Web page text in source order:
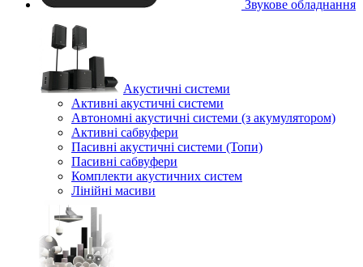
Звукове обладнання
Акустичні системи
Активні акустичні системи
Автономні акустичні системи (з акумулятором)
Активні сабвуфери
Пасивні акустичні системи (Топи)
Пасивні сабвуфери
Комплекти акустичних систем
Лінійні масиви